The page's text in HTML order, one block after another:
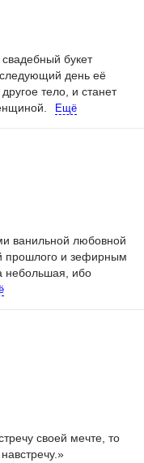
букет
день её
тело, и станет
Ещё
ванильной любовной
прошлого и зефирным
небольшая, ибо
своей мечте, то